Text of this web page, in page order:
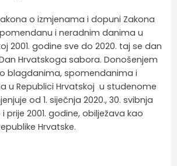
o izmjenama i dopuni Zakona
i neradnim danima u
2001. godine sve do 2020. taj se dan
Hrvatskoga sabora. Donošenjem
blagdanima, spomendanima i
u Republici Hrvatskoj u studenome
od 1. siječnja 2020., 30. svibnja
prije 2001. godine, obilježava kao
Hrvatske.